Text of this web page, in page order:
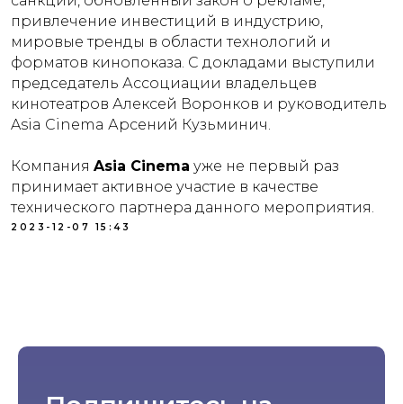
привлечение инвестиций в индустрию,
мировые тренды в области технологий и
форматов кинопоказа. С докладами выступили
председатель Ассоциации владельцев
кинотеатров Алексей Воронков и руководитель
Asia Cinema Арсений Кузьминич.
Компания Asia Cinema уже не первый раз
принимает активное участие в качестве
технического партнера данного мероприятия.
2023-12-07 15:43